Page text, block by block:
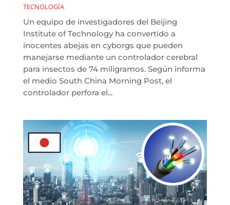
TECNOLOGÍA
Un equipo de investigadores del Beijing
Institute of Technology ha convertido a
inocentes abejas en cyborgs que pueden
manejarse mediante un controlador cerebral
para insectos de 74 miligramos. Según informa
el medio South China Morning Post, el
controlador perfora el...